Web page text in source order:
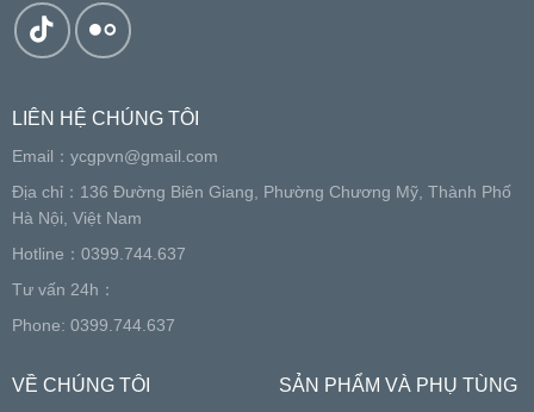
LIÊN HỆ CHÚNG TÔI
Email： ycgpvn@gmail.com
Địa chỉ：136 Đường Biên Giang, Phường Chương Mỹ, Thành Phố
Hà Nội, Việt Nam
Hotline：0399.744.637
Tư vấn 24h：
Phone: 0399.744.637
VỀ CHÚNG TÔI SẢN PHẨM VÀ PHỤ TÙNG